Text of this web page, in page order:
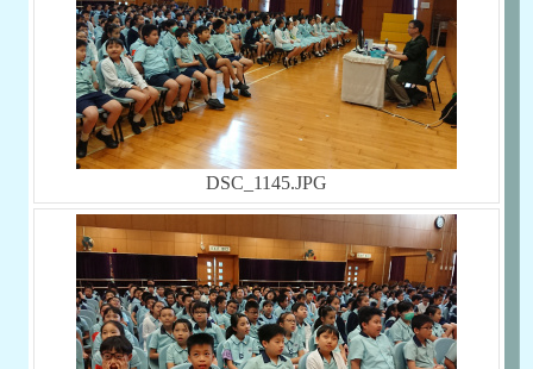
DSC_1145.JPG